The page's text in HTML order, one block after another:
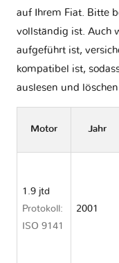
auf Ihrem Fiat. Bitte
vollständig ist. Auch
aufgeführt ist,
kompatibel ist,
auslesen und
Motor Jahr
1.9 jtd
Protokoll:
ISO 9141
2001